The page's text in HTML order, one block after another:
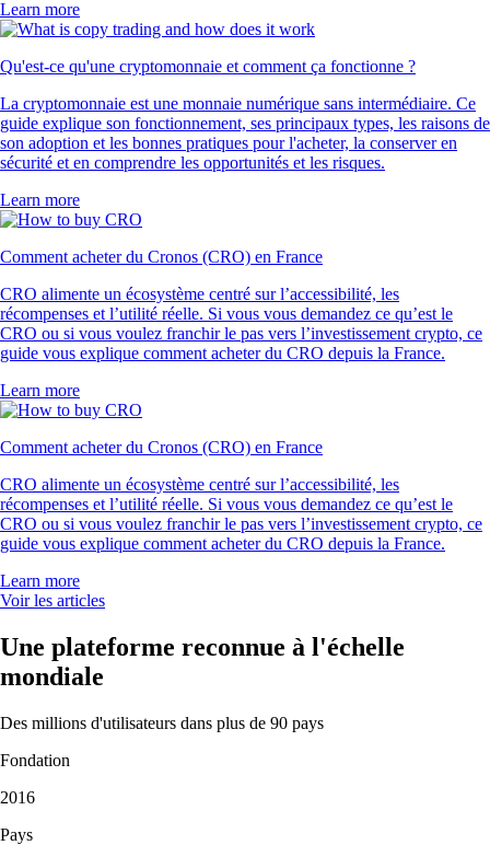
Learn more
Qu'est-ce qu'une cryptomonnaie et comment ça fonctionne ?
La cryptomonnaie est une monnaie numérique sans intermédiaire. Ce
guide explique son fonctionnement, ses principaux types, les raisons de
son adoption et les bonnes pratiques pour l'acheter, la conserver en
sécurité et en comprendre les opportunités et les risques.
Learn more
Comment acheter du Cronos (CRO) en France
CRO alimente un écosystème centré sur l’accessibilité, les
récompenses et l’utilité réelle. Si vous vous demandez ce qu’est le
CRO ou si vous voulez franchir le pas vers l’investissement crypto, ce
guide vous explique comment acheter du CRO depuis la France.
Learn more
Comment acheter du Cronos (CRO) en France
CRO alimente un écosystème centré sur l’accessibilité, les
récompenses et l’utilité réelle. Si vous vous demandez ce qu’est le
CRO ou si vous voulez franchir le pas vers l’investissement crypto, ce
guide vous explique comment acheter du CRO depuis la France.
Learn more
Voir les articles
Une plateforme reconnue à l'échelle
mondiale
Des millions d'utilisateurs dans plus de 90 pays
Fondation
2016
Pays